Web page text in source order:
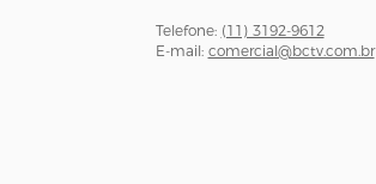
Telefone: (11) 3192-9612
E-mail: comercial@bctv.com.br